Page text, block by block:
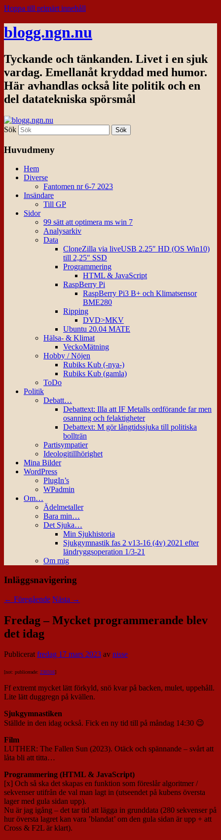
Hoppa till primärt innehåll
blogg.ngn.nu
Tyckande och tänkanden. Livet i en sjuk
vardag. Emellanåt kryddad med humor.
Här avhandlas också lite politik och en
del datatekniska spörsmål
Sök
Huvudmeny
Hem
Diverse
Fantomen nr 6-7 2023
Insändare
Till GP
Sidor
99 sätt att optimera ms win 7
Analysarkiv
Data
CloneZilla via liveUSB 2.25″ HD (OS Win10)
till 2,25″ SSD
Programmering
HTML & JavaScript
RaspBerry Pi
RaspBerry Pi3 B+ och Klimatsensor
BME280
Ripping
DVD>MKV
Ubuntu 20.04 MATE
Hälsa- & Klimat
VeckoMätning
Hobby / Nöjen
Rubiks Kub (-nya-)
Rubiks Kub (gamla)
ToDo
Politik
Debatt…
Debattext: Illa att IF Metalls ordförande far men
osanning och felaktigheter
Debattext: M gör långtidssjuka till politiska
bollträn
Partisympatier
Ideologitillhörighet
Mina Bilder
WordPress
PlugIn’s
WPadmin
Om…
Ädelmetaller
Bara min…
Det Sjuka…
Min Sjukhistoria
Sjukgymnastik fas 2 v13-16 (4v) 2021 efter
ländryggsoperation 1/3-21
Om mig
Inläggsnavigering
← Föregående Nästa →
Fredag – Mycket programmerande blev
det idag
Publiceratfredag 17 mars 2023 av nisse
[not: publicerade: 230316]
Ff extremt mycket lätt förkyld, snö kvar på backen, mulet, uppehåll.
Lite lätt duggregn på kvällen.
Sjukgymnastiken
Ställde in den idag också. Fick en ny tid till på måndag 14:30 😉
Film
LUTHER: The Fallen Sun (2023). Otäck och spännande – svårt att
låta bli att titta…
Programmering (HTML & JavaScript)
[x] Och så ska det skapas en funktion som föreslår algoritmer /
sekvenser utifrån de val man lagt in (utseendet på kubens översta
lager med gula sidan upp).
Nu är jag igång – det tar tid att lägga in grunddata (280 sekvenser på
hur översta lagret kan vara ’blandat’ om den gula sidan är upp + att
Cross & F2L är klart).